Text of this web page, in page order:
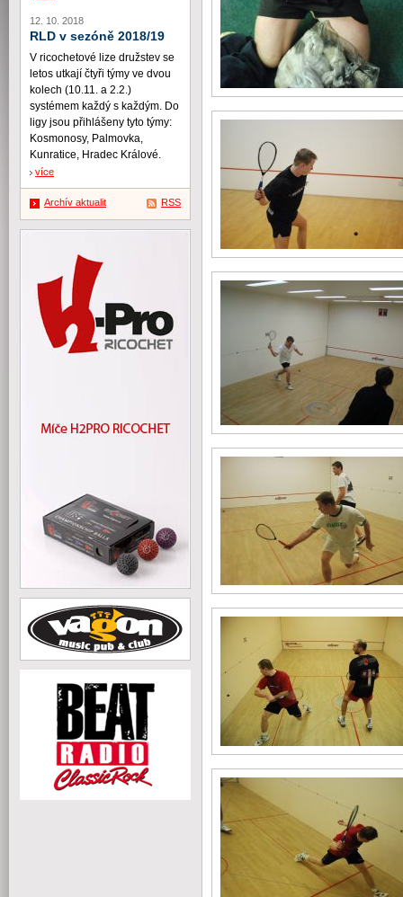
12. 10. 2018
RLD v sezóně 2018/19
V ricochetové lize družstev se
letos utkají čtyři týmy ve dvou
kolech (10.11. a 2.2.)
systémem každý s každým. Do
ligy jsou přihlášeny tyto týmy:
Kosmonosy, Palmovka,
Kunratice, Hradec Králové.
více
Archív aktualit RSS